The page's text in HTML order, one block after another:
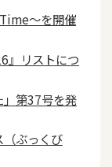
～を開催
』リストにつ
」第37号を発
ぶっくび